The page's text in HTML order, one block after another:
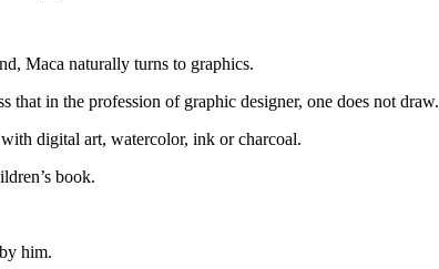
Maca naturally turns to graphics.
that in the profession of graphic designer, one does not draw.
digital art, watercolor, ink or charcoal.
book.
him.